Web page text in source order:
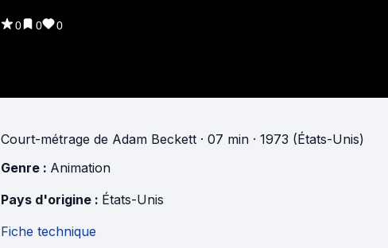
0 0 0
Court-métrage de Adam Beckett · 07 min · 1973 (États-Unis)
Genre : Animation
Pays d'origine : États-Unis
Fiche technique